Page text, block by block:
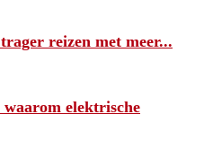
reizen met meer...
elektrische